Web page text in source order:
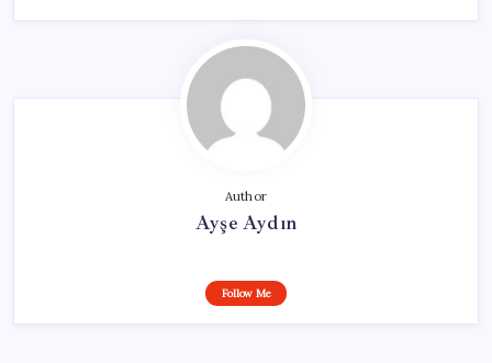
Author
Ayşe Aydın
Follow Me